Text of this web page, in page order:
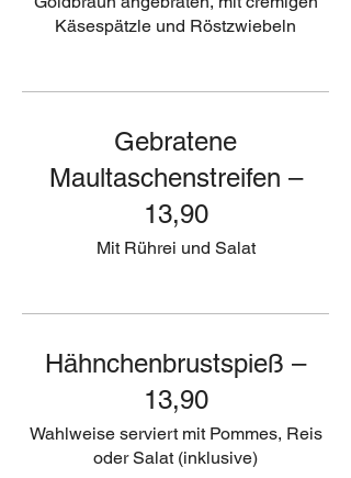
Käsespätzle und Röstzwiebeln
Gebratene
Maultaschenstreifen –
13,90
Mit Rührei und Salat
Hähnchenbrustspieß –
13,90
Wahlweise serviert mit Pommes, Reis
oder Salat (inklusive)